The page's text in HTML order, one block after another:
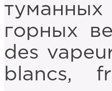
горных
des
blancs,